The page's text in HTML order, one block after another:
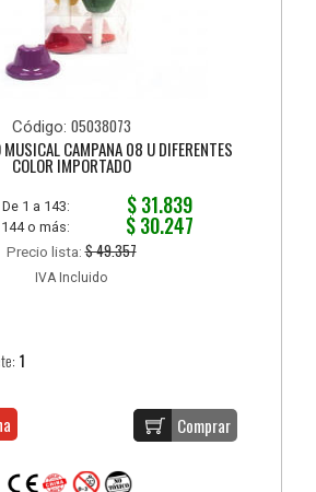
Código: 05038073
CAMPANA 08 U DIFERENTES
COLOR IMPORTADO
De 1 a 143: $ 31.839
144 o más: $ 30.247
Precio lista:$ 49.357
IVA Incluido
1
Comprar